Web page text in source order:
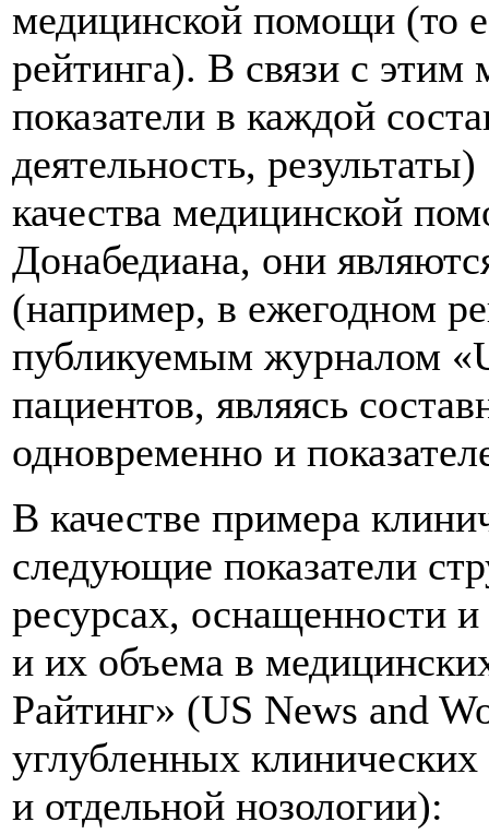
медицинской помощи (то
рейтинга). В связи с этим
показатели в каждой
деятельность,
качества медицинской
Донабедиана, они
(например, в ежегодном
публикуемым журналом
пациентов, являясь
одновременно и
В качестве примера
следующие показатели
ресурсах, оснащенности
и их объема в
Райтинг» (US News and
углубленных
и отдельной нозологии):